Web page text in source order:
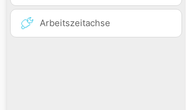
Arbeitszeitachse